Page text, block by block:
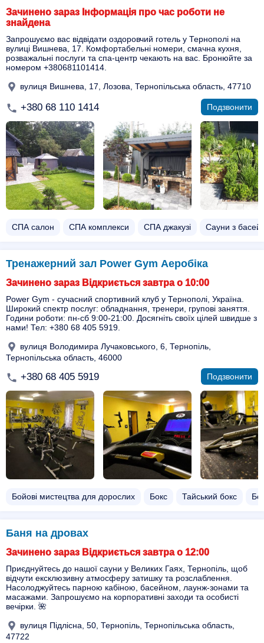
Зачинено зараз Інформація про час роботи не
знайдена
Запрошуємо вас відвідати оздоровчий готель у Тернополі на
вулиці Вишнева, 17. Комфортабельні номери, смачна кухня,
розважальні послуги та спа-центр чекають на вас. Бронюйте за
номером +380681101414.
вулиця Вишнева, 17, Лозова, Тернопільська область, 47710
+380 68 110 1414 Подзвонити
СПА салон СПА комплекси СПА джакузі Сауни з
Тренажерний зал Power Gym Аеробіка
Зачинено зараз Відкриється завтра о 10:00
Power Gym - сучасний спортивний клуб у Тернополі, Україна.
Широкий спектр послуг: обладнання, тренери, групові заняття.
Години роботи: пн-сб 9:00-21:00. Досягніть своїх цілей швидше з
нами! Тел: +380 68 405 5919.
вулиця Володимира Лучаковського, 6, Тернопіль,
Тернопільська область, 46000
+380 68 405 5919 Подзвонити
Бойові мистецтва для дорослих Бокс Тайський бокс
Баня на дровах
Зачинено зараз Відкриється завтра о 12:00
Приєднуйтесь до нашої сауни у Великих Гаях, Тернопіль, щоб
відчути ексклюзивну атмосферу затишку та розслаблення.
Насолоджуйтесь парною кабіною, басейном, лаунж-зонами та
масажами. Запрошуємо на корпоративні заходи та особисті
вечірки. 🌺
вулиця Підлісна, 50, Тернопіль, Тернопільська область,
47722